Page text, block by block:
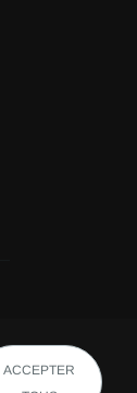
ACCEPTER